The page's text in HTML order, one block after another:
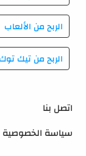
اتصل بنا
سياسة الخصوصية
الربح من الألعاب
الربح من تيك توك